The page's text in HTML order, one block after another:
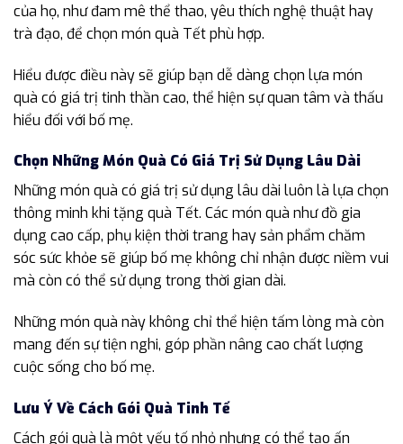
của họ, như đam mê thể thao, yêu thích nghệ thuật hay
trà đạo, để chọn món quà Tết phù hợp.
Hiểu được điều này sẽ giúp bạn dễ dàng chọn lựa món
quà có giá trị tinh thần cao, thể hiện sự quan tâm và thấu
hiểu đối với bố mẹ.
Chọn Những Món Quà Có Giá Trị Sử Dụng Lâu Dài
Những món quà có giá trị sử dụng lâu dài luôn là lựa chọn
thông minh khi tặng quà Tết. Các món quà như đồ gia
dụng cao cấp, phụ kiện thời trang hay sản phẩm chăm
sóc sức khỏe sẽ giúp bố mẹ không chỉ nhận được niềm vui
mà còn có thể sử dụng trong thời gian dài.
Những món quà này không chỉ thể hiện tấm lòng mà còn
mang đến sự tiện nghi, góp phần nâng cao chất lượng
cuộc sống cho bố mẹ.
Lưu Ý Về Cách Gói Quà Tinh Tế
Cách gói quà là một yếu tố nhỏ nhưng có thể tạo ấn